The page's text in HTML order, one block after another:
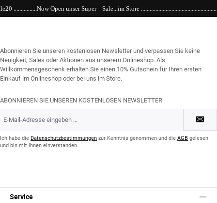
unser Super---Sale...im Store
Abonnieren Sie unseren kostenlosen Newsletter und verpassen Sie keine
Neuigkeit, Sales oder Aktionen aus unserem Onlineshop. Als
Willkommensgeschenk erhalten Sie einen 10% Gutschein für Ihren ersten
Einkauf im Onlineshop oder bei uns im Store.
ABONNIEREN SIE UNSEREN KOSTENLOSEN NEWSLETTER
Mail-
*Ich habe die Datenschutzbestimmungen zur Kenntnis genommen und die AGB gelesen
und bin mit ihnen einverstanden.
Service